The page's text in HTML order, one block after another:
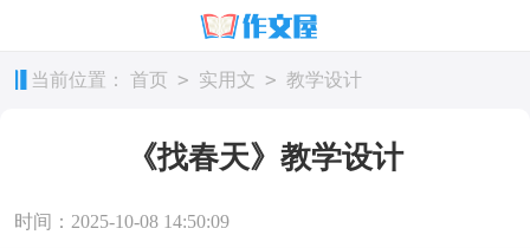
当前位置： 首页 > 实用文 > 教学设计
《找春天》教学设计
时间：2025-10-08 14:50:09